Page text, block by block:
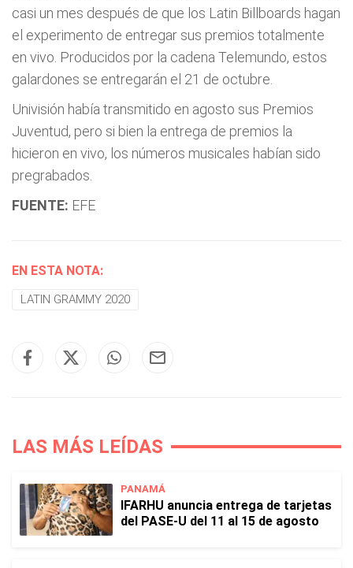
casi un mes después de que los Latin Billboards hagan
el experimento de entregar sus premios totalmente
en vivo. Producidos por la cadena Telemundo, estos
galardones se entregarán el 21 de octubre.
Univisión había transmitido en agosto sus Premios
Juventud, pero si bien la entrega de premios la
hicieron en vivo, los números musicales habían sido
pregrabados.
FUENTE: EFE
EN ESTA NOTA:
LATIN GRAMMY 2020
LAS MÁS LEÍDAS
PANAMÁ
IFARHU anuncia entrega de tarjetas
del PASE-U del 11 al 15 de agosto